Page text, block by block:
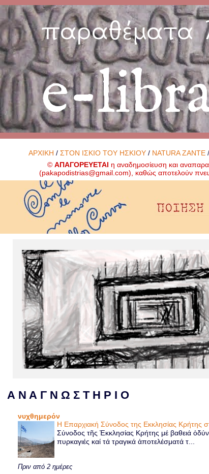
παραθέματα
e-
ΑΡΧΙΚΗ /ΣΤΟΝ ΙΣΚΙΟ ΤΟΥ ΗΣΚΙΟΥ / NATURA ZANTE /
©ΑΠΑΓΟΡΕΥΕΤΑΙ η αναδημοσίευση και
(pakapodistrias@gmail.com), καθώς αποτελούν
Α Ν Α Γ Ν Ω Σ Τ Η Ρ Ι Ο
νυχθημερόν
Η Επαρχιακή Σύνοδος της Εκκλησίας
Σύνοδος τῆς Ἐκκλησίας Κρήτης μέ βαθειά
πυρκαγιές καί τά τραγικά ἀποτελέσματά τ...
Πριν από 2 ημέρες